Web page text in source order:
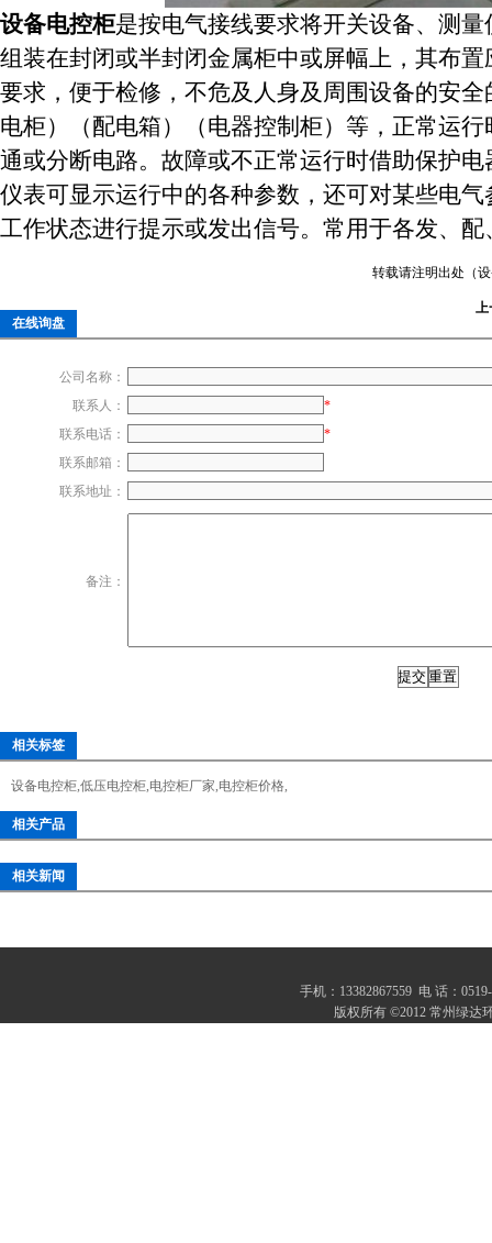
设备电控柜是按电气接线要求将开关设备、测
组装在封闭或半封闭金属柜中或屏幅上，其布
要求，便于检修，不危及人身及周围设备的安
电柜）（配电箱）（电器控制柜）等，正常运
通或分断电路。故障或不正常运行时借助保护
仪表可显示运行中的各种参数，还可对某些电
工作状态进行提示或发出信号。常用于各发、配
转载请注明出处（设
上
在线询盘
公司名称：
联系人：
*
联系电话：
*
联系邮箱：
联系地址：
备注：
相关标签
设备电控柜,低压电控柜,电控柜厂家,电控柜价格,
相关产品
相关新闻
手机：13382867559 电 话：
版权所有 ©2012 常州绿达